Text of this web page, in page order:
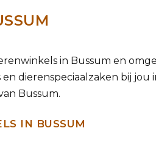
in Bussum en
dierenspeciaalzaken bij
Bussum.
IN BUSSUM